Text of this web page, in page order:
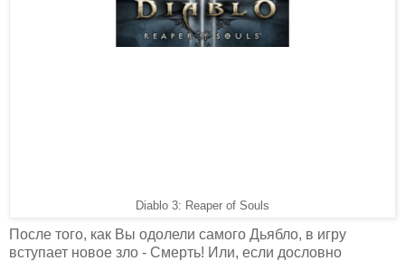
Diablo 3: Reaper of Souls
После того, как Вы одолели самого Дьябло, в игру
вступает новое зло - Смерть! Или, если дословно